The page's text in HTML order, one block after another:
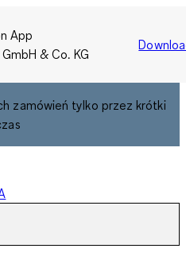
App
& Co. KG
zamówień tylko przez krótki